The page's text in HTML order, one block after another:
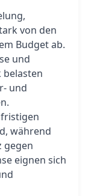
von den
Budget ab.
und
belasten
und
während
gegen
eignen sich